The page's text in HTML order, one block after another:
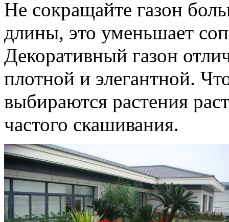
Не сокращайте газон
длины, это уменьшает
Декоративный газон
плотной и элегантной.
выбираются растения
частого скашивания.